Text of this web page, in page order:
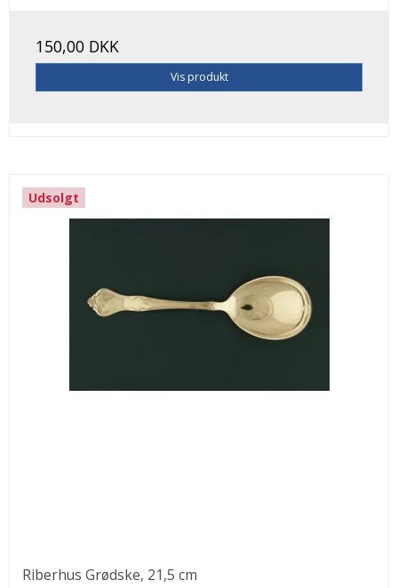
150,00 DKK
Vis produkt
Udsolgt
Riberhus Grødske, 21,5 cm